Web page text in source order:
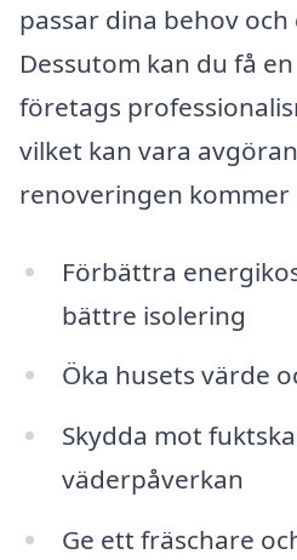
passar dina behov
Dessutom kan du få
företags
vilket kan vara
renoveringen kommer
Förbättra
bättre isolering
Öka husets värde
Skydda mot
väderpåverkan
Ge ett fräschare